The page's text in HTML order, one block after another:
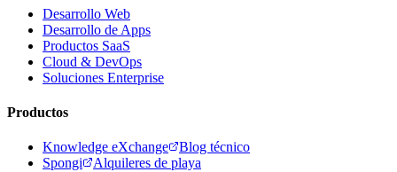
Desarrollo Web
Desarrollo de Apps
Productos SaaS
Cloud & DevOps
Soluciones Enterprise
Productos
Knowledge eXchange
Blog técnico
Spongi
Alquileres de playa